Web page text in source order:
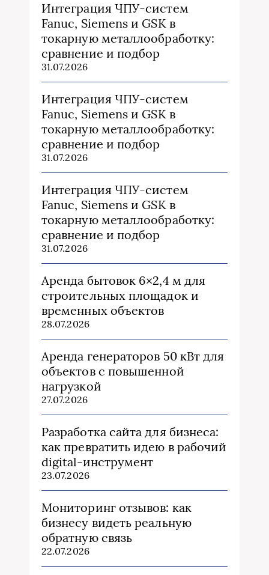
Интеграция ЧПУ-систем
Fanuc, Siemens и GSK в
токарную металлообработку:
сравнение и подбор
31.07.2026
Интеграция ЧПУ-систем
Fanuc, Siemens и GSK в
токарную металлообработку:
сравнение и подбор
31.07.2026
Интеграция ЧПУ-систем
Fanuc, Siemens и GSK в
токарную металлообработку:
сравнение и подбор
31.07.2026
Аренда бытовок 6×2,4 м для
строительных площадок и
временных объектов
28.07.2026
Аренда генераторов 50 кВт для
объектов с повышенной
нагрузкой
27.07.2026
Разработка сайта для бизнеса:
как превратить идею в рабочий
digital-инструмент
23.07.2026
Мониторинг отзывов: как
бизнесу видеть реальную
обратную связь
22.07.2026